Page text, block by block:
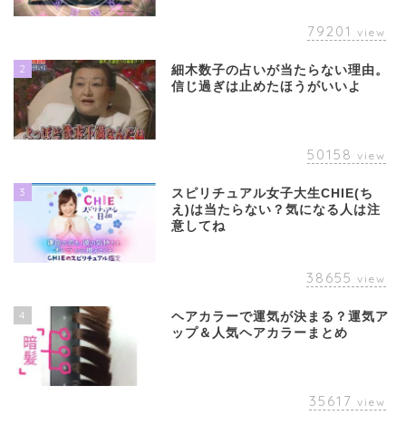
79201 view
2
細木数子の占いが当たらない理由。
信じ過ぎは止めたほうがいいよ
50158 view
3
スピリチュアル女子大生CHIE(ち
え)は当たらない？気になる人は注
意してね
38655 view
4
ヘアカラーで運気が決まる？運気ア
ップ＆人気ヘアカラーまとめ
35617 view